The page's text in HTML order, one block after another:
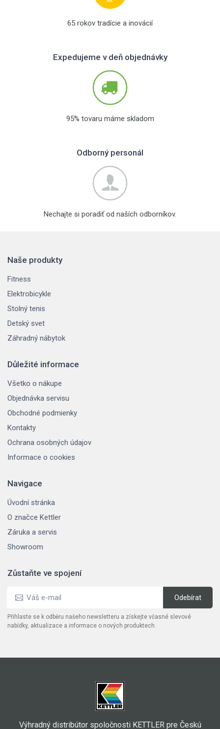
65 rokov tradície a inovácií
Expedujeme v deň objednávky
95% tovaru máme skladom
Odborný personál
Nechajte si poradiť od naších odborníkov.
Naše produkty
Fitness
Elektrobicykle
Stolný tenis
Detský svet
Záhradný nábytok
Důležité informace
Všetko o nákupe
Objednávka servisu
Obchodné podmienky
Kontakty
Ochrana osobných údajov
Informace o cookies
Navigace
Úvodní stránka
O značce Kettler
Záruka a servis
Showroom
Zůstaňte ve spojení
Přihlaste se k odběru našeho newsletteru a získejte včasné slevové
nabídky, aktualizace a informace o nových produktech.
Výhradný distribútor spoločnosti KETTLER pre Českú